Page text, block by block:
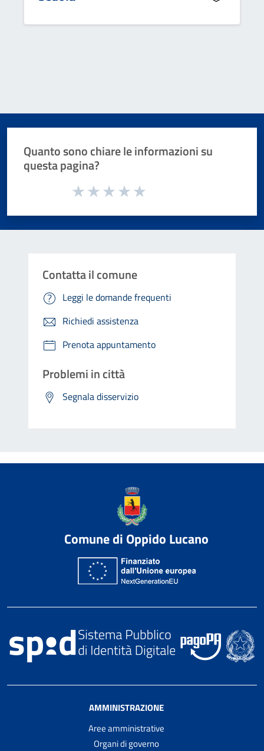
Quanto sono chiare le informazioni su
questa pagina?
Valuta da 1 a 5 stelle la pagina
Contatta il comune
Leggi le domande frequenti
Richiedi assistenza
Prenota appuntamento
Problemi in città
Segnala disservizio
Comune di Oppido Lucano
AMMINISTRAZIONE
Aree amministrative
Organi di governo